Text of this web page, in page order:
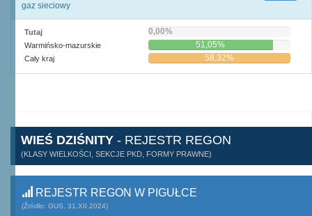
gaz sieciowy
Tutaj 0,00%
Warmińsko-mazurskie 51,05%
Cały kraj 58,32%
WIEŚ DZIŚNITY - REJESTR REGON
(KLASY WIELKOŚCI, SEKCJE PKD, FORMY PRAWNE)
REJESTR REGON W PIGUŁCE
(Źródło: GUS, 31.XII.2024)